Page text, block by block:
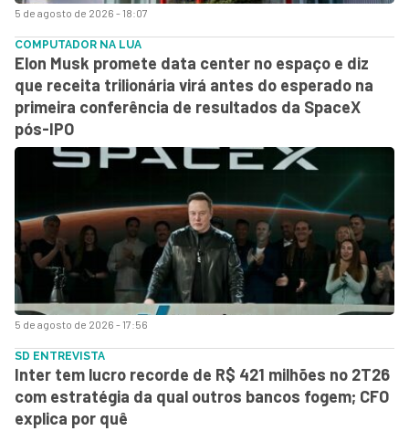
5 de agosto de 2026 - 18:07
5 de agosto de 2026 - 17:56
COMPUTADOR NA LUA
Elon Musk promete data center no espaço e diz
que receita trilionária virá antes do esperado na
primeira conferência de resultados da SpaceX
pós-IPO
SD ENTREVISTA
Inter tem lucro recorde de R$ 421 milhões no 2T26
com estratégia da qual outros bancos fogem; CFO
explica por quê